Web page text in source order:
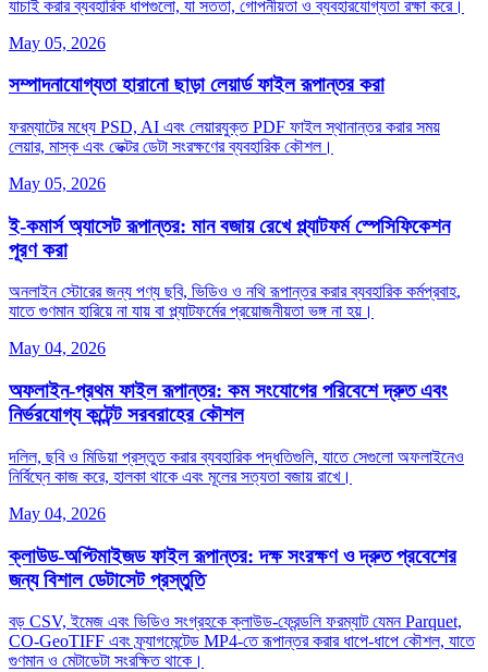
যাচাই করার ব্যবহারিক ধাপগুলো, যা সততা, গোপনীয়তা ও ব্যবহারযোগ্যতা রক্ষা করে।
May 05, 2026
সম্পাদনাযোগ্যতা হারানো ছাড়া লেয়ার্ড ফাইল রূপান্তর করা
ফরম্যাটের মধ্যে PSD, AI এবং লেয়ারযুক্ত PDF ফাইল স্থানান্তর করার সময়
লেয়ার, মাস্ক এবং ভেক্টর ডেটা সংরক্ষণের ব্যবহারিক কৌশল।
May 05, 2026
ই‑কমার্স অ্যাসেট রূপান্তর: মান বজায় রেখে প্ল্যাটফর্ম স্পেসিফিকেশন
পূরণ করা
অনলাইন স্টোরের জন্য পণ্য ছবি, ভিডিও ও নথি রূপান্তর করার ব্যবহারিক কর্মপ্রবাহ,
যাতে গুণমান হারিয়ে না যায় বা প্ল্যাটফর্মের প্রয়োজনীয়তা ভঙ্গ না হয়।
May 04, 2026
অফলাইন‑প্রথম ফাইল রূপান্তর: কম সংযোগের পরিবেশে দ্রুত এবং
নির্ভরযোগ্য কন্টেন্ট সরবরাহের কৌশল
দলিল, ছবি ও মিডিয়া প্রস্তুত করার ব্যবহারিক পদ্ধতিগুলি, যাতে সেগুলো অফলাইনেও
নির্বিঘ্নে কাজ করে, হালকা থাকে এবং মূলের সত্যতা বজায় রাখে।
May 04, 2026
ক্লাউড‑অপ্টিমাইজড ফাইল রূপান্তর: দক্ষ সংরক্ষণ ও দ্রুত প্রবেশের
জন্য বিশাল ডেটাসেট প্রস্তুতি
বড় CSV, ইমেজ এবং ভিডিও সংগ্রহকে ক্লাউড‑ফ্রেন্ডলি ফরম্যাট যেমন Parquet,
CO‑GeoTIFF এবং ফ্র্যাগমেন্টেড MP4-তে রূপান্তর করার ধাপে‑ধাপে কৌশল, যাতে
গুণমান ও মেটাডেটা সংরক্ষিত থাকে।